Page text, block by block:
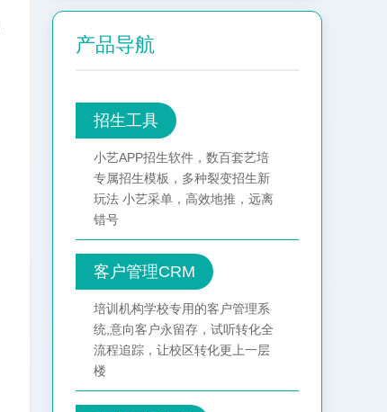
产品导航
招生工具
小艺APP招生软件，数百套艺培
专属招生模板，多种裂变招生新
玩法 小艺采单，高效地推，远离
错号
客户管理CRM
培训机构学校专用的客户管理系
统,意向客户永留存，试听转化全
流程追踪，让校区转化更上一层
楼